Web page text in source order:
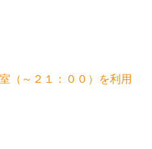
（～２１：００）を利用